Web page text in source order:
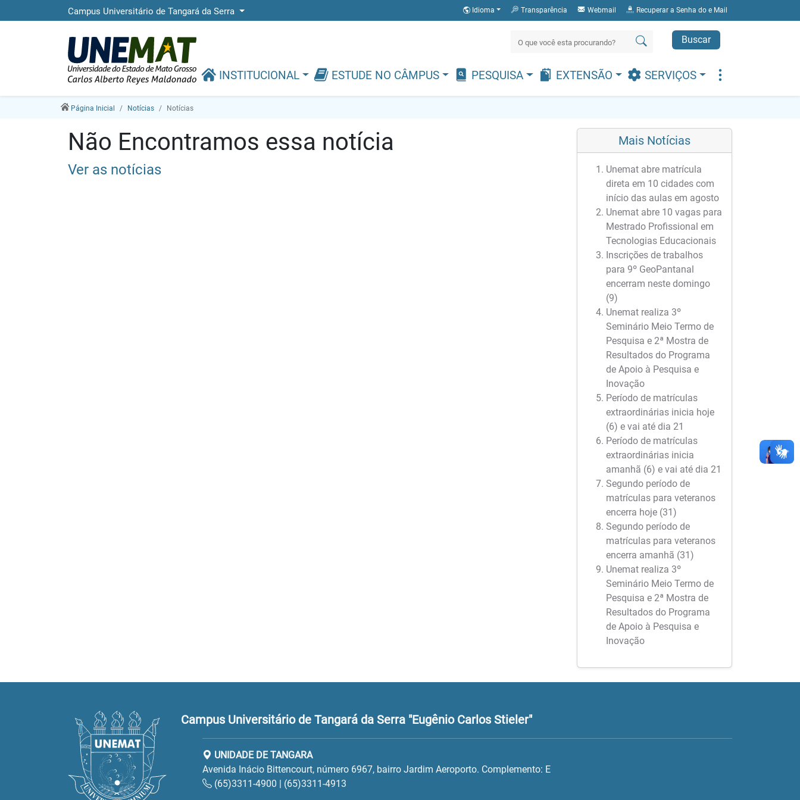
Campus Universitário de Tangará da Serra Idioma Transparência Webmail Recuperar a Senha do e Mail
Buscar
INSTITUCIONAL ESTUDE NO CÂMPUS PESQUISA EXTENSÃO SERVIÇOS
Página Inicial Notícias Notícias
Não Encontramos essa notícia
Ver as notícias
Mais Notícias
Unemat abre matrícula
direta em 10 cidades com
início das aulas em agosto
Unemat abre 10 vagas para
Mestrado Profissional em
Tecnologias Educacionais
Inscrições de trabalhos
para 9º GeoPantanal
encerram neste domingo
(9)
Unemat realiza 3º
Seminário Meio Termo de
Pesquisa e 2ª Mostra de
Resultados do Programa
de Apoio à Pesquisa e
Inovação
Período de matrículas
extraordinárias inicia hoje
(6) e vai até dia 21
Período de matrículas
extraordinárias inicia
amanhã (6) e vai até dia 21
Segundo período de
matrículas para veteranos
encerra hoje (31)
Segundo período de
matrículas para veteranos
encerra amanhã (31)
Unemat realiza 3º
Seminário Meio Termo de
Pesquisa e 2ª Mostra de
Resultados do Programa
de Apoio à Pesquisa e
Inovação
Campus Universitário de Tangará da Serra "Eugênio Carlos Stieler"
UNIDADE DE TANGARA
Avenida Inácio Bittencourt, número 6967, bairro Jardim Aeroporto. Complemento: E
(65)3311-4900 | (65)3311-4913